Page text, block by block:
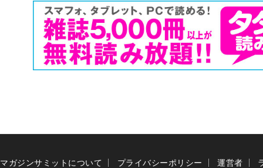
マガジンサミットについて プライバシーポリシー 運営者